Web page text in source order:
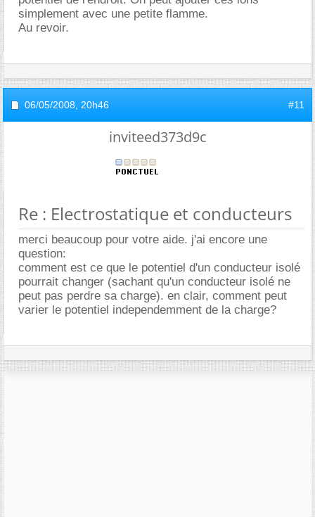
simplement avec une petite flamme.
Au revoir.
06/05/2008, 20h46 #11
inviteed373d9c
Re : Electrostatique et conducteurs
merci beaucoup pour votre aide. j'ai encore une
question:
comment est ce que le potentiel d'un conducteur isolé
pourrait changer (sachant qu'un conducteur isolé ne
peut pas perdre sa charge). en clair, comment peut
varier le potentiel independemment de la charge?